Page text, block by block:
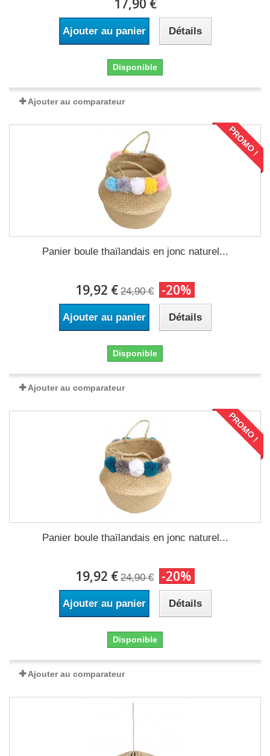
17,90 €
Ajouter au panier Détails
Disponible
Ajouter au comparateur
PROMO !
Panier boule thaïlandais en jonc naturel...
19,92 € 24,90 € -20%
Ajouter au panier Détails
Disponible
Ajouter au comparateur
PROMO !
Panier boule thaïlandais en jonc naturel...
19,92 € 24,90 € -20%
Ajouter au panier Détails
Disponible
Ajouter au comparateur